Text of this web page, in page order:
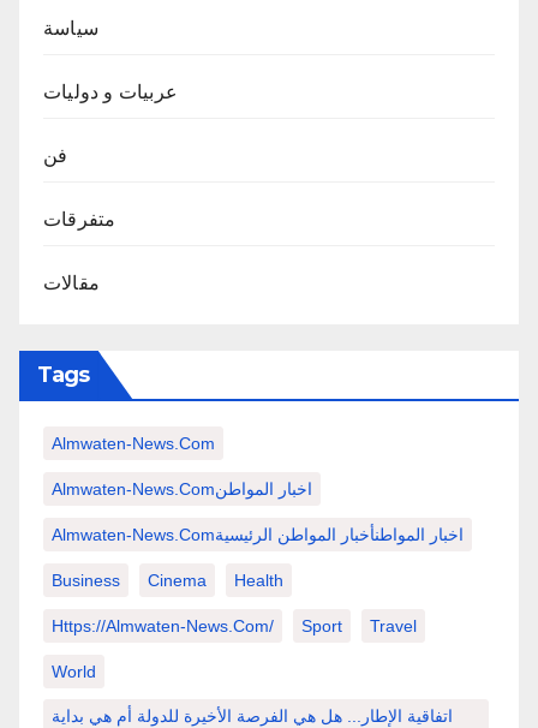
سياسة
عربيات و دوليات
فن
متفرقات
مقالات
Tags
Almwaten-News.com
Almwaten-News.comاخبار المواطن
Almwaten-News.comاخبار المواطنأخبار المواطن الرئيسية
Business Cinema Health
Https://almwaten-News.com/ Sport Travel
World
اتفاقية الإطار... هل هي الفرصة الأخيرة للدولة أم هي بداية